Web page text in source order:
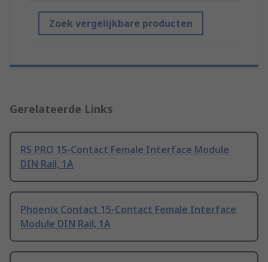
Zoek vergelijkbare producten
Gerelateerde Links
RS PRO 15-Contact Female Interface Module
DIN Rail, 1A
Phoenix Contact 15-Contact Female Interface
Module DIN Rail, 1A